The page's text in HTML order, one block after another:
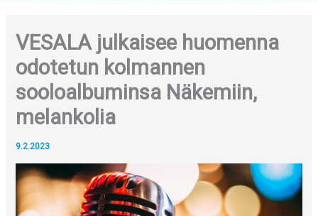
VESALA julkaisee huomenna
odotetun kolmannen
sooloalbuminsa Näkemiin,
melankolia
9.2.2023